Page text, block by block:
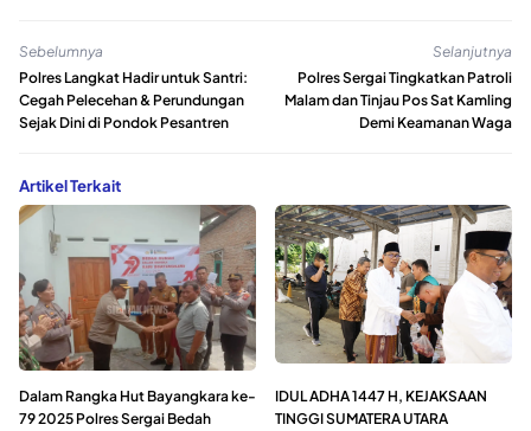
Sebelumnya
Polres Langkat Hadir untuk Santri:
Cegah Pelecehan & Perundungan
Sejak Dini di Pondok Pesantren
Selanjutnya
Polres Sergai Tingkatkan Patroli
Malam dan Tinjau Pos Sat Kamling
Demi Keamanan Waga
Artikel Terkait
Dalam Rangka Hut Bayangkara ke-
79 2025 Polres Sergai Bedah
IDUL ADHA 1447 H, KEJAKSAAN
TINGGI SUMATERA UTARA